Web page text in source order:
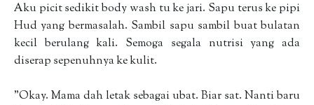
Aku picit sedikit body wash tu ke jari. Sapu terus ke pipi
Hud yang bermasalah. Sambil sapu sambil buat bulatan
kecil berulang kali. Semoga segala nutrisi yang ada
diserap sepenuhnya ke kulit.
"Okay. Mama dah letak sebagai ubat. Biar sat. Nanti baru